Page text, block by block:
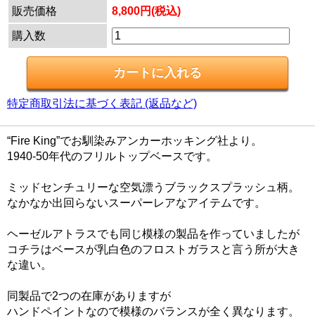
販売価格
8,800円(税込)
購入数
特定商取引法に基づく表記 (返品など)
“Fire King”でお馴染みアンカーホッキング社より。
1940-50年代のフリルトップベースです。
ミッドセンチュリーな空気漂うブラックスプラッシュ柄。
なかなか出回らないスーパーレアなアイテムです。
ヘーゼルアトラスでも同じ模様の製品を作っていましたが
コチラはベースが乳白色のフロストガラスと言う所が大き
な違い。
同製品で2つの在庫がありますが
ハンドペイントなので模様のバランスが全く異なります。